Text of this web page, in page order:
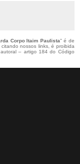
Corpo Itaim Paulista" é de
nossos links, é proibida
– artigo 184 do Código